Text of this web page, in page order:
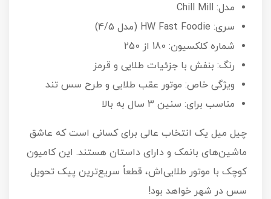
مدل: Chill Mill
سری: HW Fast Foodie (مدل 4/5)
شماره کلکسیون: 180 از 250
رنگ: بنفش با جزئیات طلایی و قرمز
ویژگی خاص: موتور عقب طلایی و طرح سس تند
مناسب برای: سنین ۳ سال به بالا
چیل میل یک انتخاب عالی برای کسانی است که عاشق
ماشین‌های بانمک و دارای داستان هستند. این کامیون
کوچک با موتور طلایی‌اش، قطعاً سریع‌ترین پیک تحویل
سس در شهر خواهد بود!